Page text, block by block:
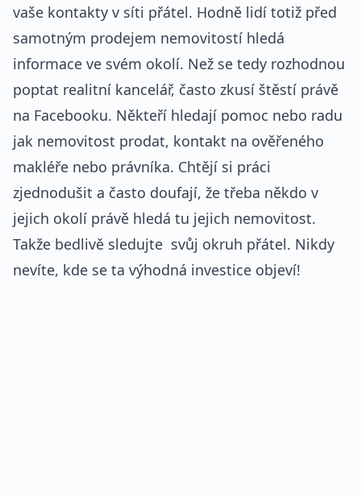
vaše kontakty v síti přátel. Hodně lidí totiž před
samotným prodejem nemovitostí hledá
informace ve svém okolí. Než se tedy rozhodnou
poptat realitní kancelář, často zkusí štěstí právě
na Facebooku. Někteří hledají pomoc nebo radu
jak nemovitost prodat, kontakt na ověřeného
makléře nebo právníka. Chtějí si práci
zjednodušit a často doufají, že třeba někdo v
jejich okolí právě hledá tu jejich nemovitost.
Takže bedlivě sledujte svůj okruh přátel. Nikdy
nevíte, kde se ta výhodná investice objeví!